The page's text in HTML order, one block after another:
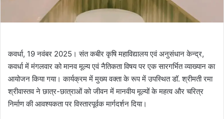
कवर्धा, 19 नवंबर 2025। संत कबीर कृषि महाविद्यालय एवं अनुसंधान केन्द्र,
कवर्धा में मंगलवार को मानव मूल्य एवं नैतिकता विषय पर एक सारगर्भित व्याख्यान का
आयोजन किया गया। कार्यक्रम में मुख्य वक्ता के रूप में उपस्थित डॉ. श्रीमती रमा
श्रीवास्तव ने छात्र-छात्राओं को जीवन में मानवीय मूल्यों के महत्व और चरित्र
निर्माण की आवश्यकता पर विस्तारपूर्वक मार्गदर्शन दिया।